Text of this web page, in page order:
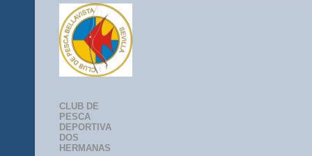
CLUB DE
PESCA
DEPORTIVA
DOS
HERMANAS